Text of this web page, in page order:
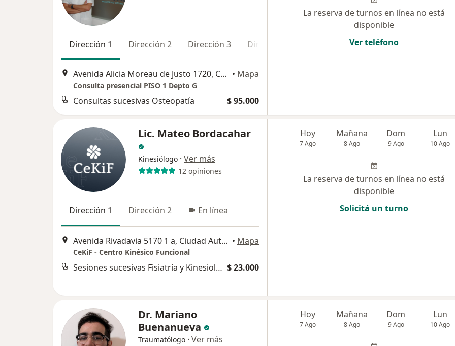
Dirección 1 Dirección 2 Dirección 3 Dirección 4
Avenida Alicia Moreau de Justo 1720, Capital Federal • Mapa
Consulta presencial PISO 1 Depto G
Consultas sucesivas Osteopatía $ 95.000
La reserva de turnos en línea no está
disponible
Ver teléfono
Lic. Mateo Bordacahar
Kinesiólogo · Ver más
12 opiniones
Dirección 1 Dirección 2 En línea
Avenida Rivadavia 5170 1 a, Ciudad Autónoma de Buenos Aires • Mapa
CeKiF - Centro Kinésico Funcional
Sesiones sucesivas Fisiatría y Kinesiología $ 23.000
Hoy
7 Ago
Mañana
8 Ago
Dom
9 Ago
Lun
10 Ago
La reserva de turnos en línea no está
disponible
Solicitá un turno
Dr. Mariano
Buenanueva
Traumatólogo · Ver más
Hoy
7 Ago
Mañana
8 Ago
Dom
9 Ago
Lun
10 Ago